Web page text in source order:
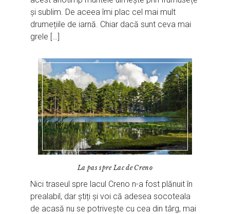
și sublim. De aceea îmi plac cel mai mult
drumețiile de iarnă. Chiar dacă sunt ceva mai
grele […]
La pas spre Lac de Creno
Nici traseul spre lacul Creno n-a fost plănuit în
prealabil, dar știți și voi că adesea socoteala
de acasă nu se potrivește cu cea din târg, mai